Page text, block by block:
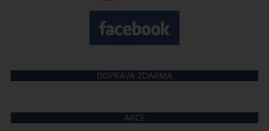
DOPRAVA ZDARMA
AKCE